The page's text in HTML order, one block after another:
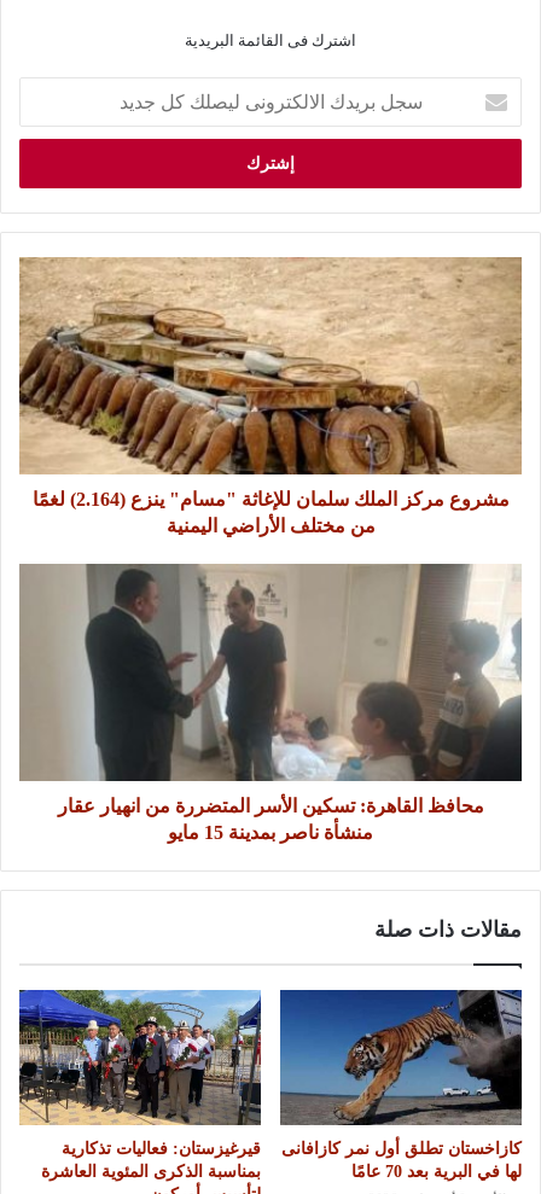
اشترك فى القائمة البريدية
مشروع مركز الملك سلمان للإغاثة "مسام" ينزع (2.164) لغمًا
من مختلف الأراضي اليمنية
محافظ القاهرة: تسكين الأسر المتضررة من انهيار عقار
منشأة ناصر بمدينة 15 مايو
مقالات ذات صلة
كازاخستان تطلق أول نمر كازافانى
لها في البرية بعد 70 عامًا
قيرغيزستان: فعاليات تذكارية
بمناسبة الذكرى المئوية العاشرة